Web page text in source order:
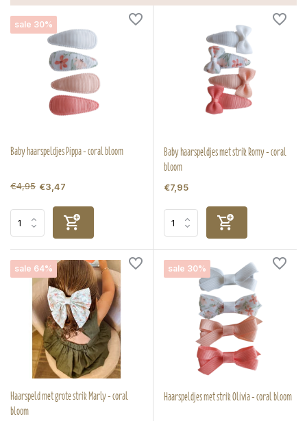
sale 30%
Baby haarspeldjes Pippa - coral bloom
€4,95 €3,47
Baby haarspeldjes met strik Romy - coral
bloom
€7,95
sale 64%
Haarspeld met grote strik Marly - coral
bloom
sale 30%
Haarspeldjes met strik Olivia - coral bloom